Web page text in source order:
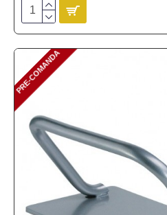
PRE-COMANDA
PRE-COMANDA